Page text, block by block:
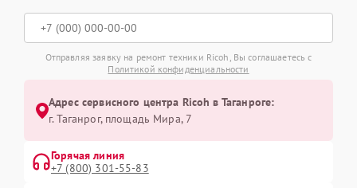
Отправляя заявку на ремонт техники Ricoh, Вы соглашаетесь с
Политикой конфиденциальности
Адрес сервисного центра Ricoh в Таганроге:
г. Таганрог, площадь Мира, 7
Горячая линия
+7 (800) 301-55-83